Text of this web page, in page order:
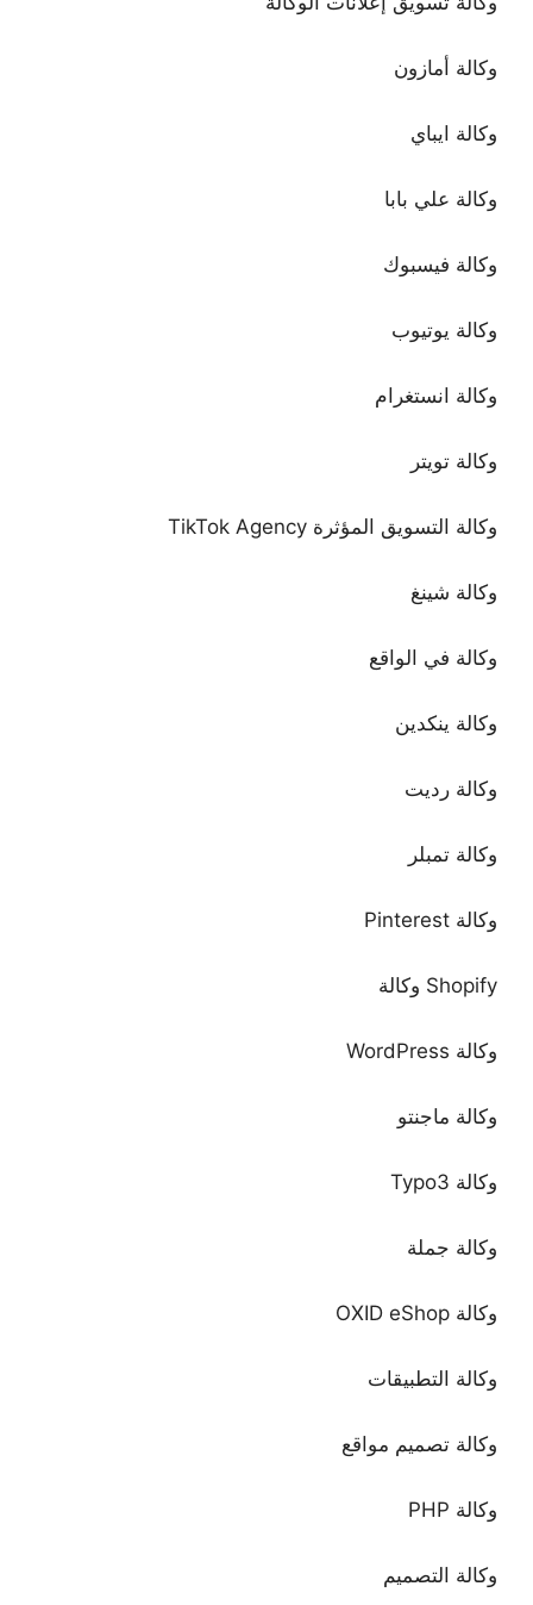
وكالة أمازون
وكالة ايباي
وكالة علي بابا
وكالة فيسبوك
وكالة يوتيوب
وكالة انستغرام
وكالة تويتر
وكالة التسويق المؤثرة TikTok Agency
وكالة شينغ
وكالة في الواقع
وكالة ينكدين
وكالة رديت
وكالة تمبلر
وكالة Pinterest
Shopify وكالة
وكالة WordPress
وكالة ماجنتو
وكالة Typo3
وكالة جملة
وكالة OXID eShop
وكالة التطبيقات
وكالة تصميم مواقع
وكالة PHP
وكالة التصميم